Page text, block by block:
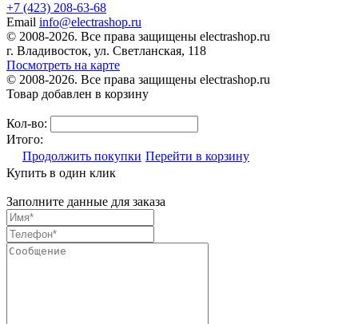
+7 (423) 208-63-68
Email info@electrashop.ru
© 2008-2026. Все права защищены electrashop.ru
г. Владивосток, ул. Светланская, 118
Посмотреть на карте
© 2008-2026. Все права защищены electrashop.ru
Товар добавлен в корзину
Кол-во:
Итого:
Продолжить покупки Перейти в корзину
Купить в один клик
Заполните данные для заказа